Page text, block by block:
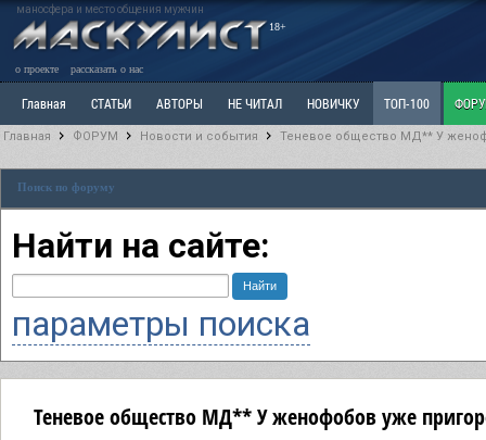
маносфера и место общения мужчин
18+
о проекте рассказать о нас
Главная СТАТЬИ АВТОРЫ НЕ ЧИТАЛ НОВИЧКУ ТОП-100
Ветка: Наболевшее. Выскажись!
РАЗДЕЛ: Разное
Главная ФОРУМ Новости и события Теневое общество МД** У
Поиск по форуму
Найти на сайте:
параметры поиска
Теневое общество МД** У женофобов уже